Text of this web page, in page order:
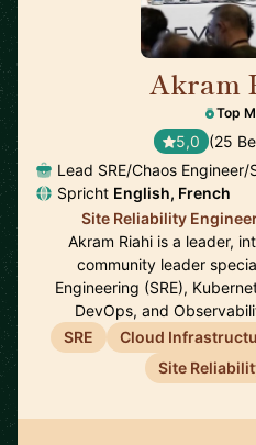
Akram
Top
5,0 (25
Lead SRE/Chaos
Spricht English, French
Site Reliability
Akram Riahi is a leader,
community leader
Engineering (SRE),
DevOps, and
SRE
Cloud
Site